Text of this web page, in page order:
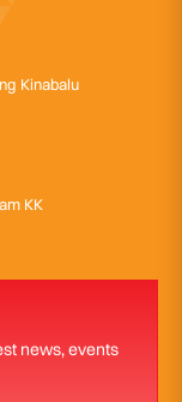
Kinabalu
KK
news, events